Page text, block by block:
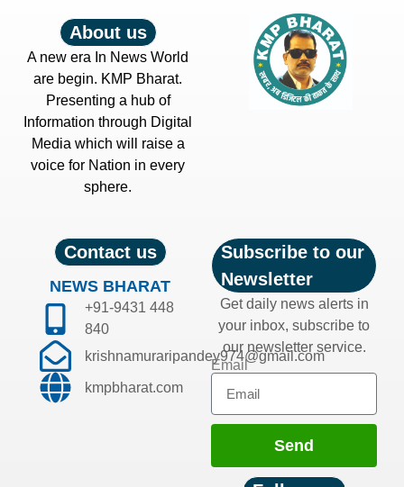
About us
A new era In News World
are begin. KMP Bharat.
Presenting a hub of
Information through Digital
Media which will raise a
voice for Nation in every
sphere.
Contact us
NEWS BHARAT
+91-9431 448
840
krishnamuraripandey974@gmail.com
kmpbharat.com
Subscribe to our
Newsletter
Get daily news alerts in
your inbox, subscribe to
our newsletter service.
Email
Send